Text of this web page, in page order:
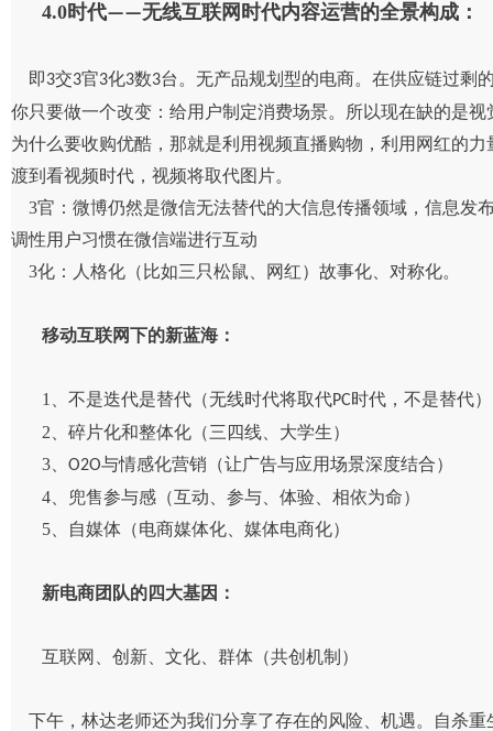
4.0时代——无线互联网时代内容运营的全景构成：
即3交3官3化3数3台。无产品规划型的电商。在供应链过剩
你只要做一个改变：给用户制定消费场景。所以现在缺的是
为什么要收购优酷，那就是利用视频直播购物，利用网红的
渡到看视频时代，视频将取代图片。
3官：微博仍然是微信无法替代的大信息传播领域，信息发
调性用户习惯在微信端进行互动
3化：人格化（比如三只松鼠、网红）故事化、对称化。
移动互联网下的新蓝海：
1、不是迭代是替代（无线时代将取代PC时代，不是替代）
2、碎片化和整体化（三四线、大学生）
3、 O2O与情感化营销（让广告与应用场景深度结合）
4、兜售参与感（互动、参与、体验、相依为命）
5、自媒体（电商媒体化、媒体电商化）
新电商团队的四大基因：
互联网、创新、文化、群体（共创机制）
下午，林达老师还为我们分享了存在的风险、机遇。自杀重